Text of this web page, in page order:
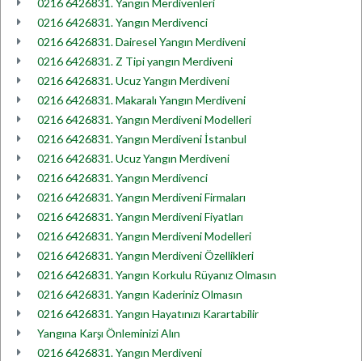
0216 6426831. Yangın Merdivenleri
0216 6426831. Yangın Merdivenci
0216 6426831. Dairesel Yangın Merdiveni
0216 6426831. Z Tipi yangın Merdiveni
0216 6426831. Ucuz Yangın Merdiveni
0216 6426831. Makaralı Yangın Merdiveni
0216 6426831. Yangın Merdiveni Modelleri
0216 6426831. Yangın Merdiveni İstanbul
0216 6426831. Ucuz Yangın Merdiveni
0216 6426831. Yangın Merdivenci
0216 6426831. Yangın Merdiveni Firmaları
0216 6426831. Yangın Merdiveni Fiyatları
0216 6426831. Yangın Merdiveni Modelleri
0216 6426831. Yangın Merdiveni Özellikleri
0216 6426831. Yangın Korkulu Rüyanız Olmasın
0216 6426831. Yangın Kaderiniz Olmasın
0216 6426831. Yangın Hayatınızı Karartabilir
Yangına Karşı Önleminizi Alın
0216 6426831. Yangın Merdiveni